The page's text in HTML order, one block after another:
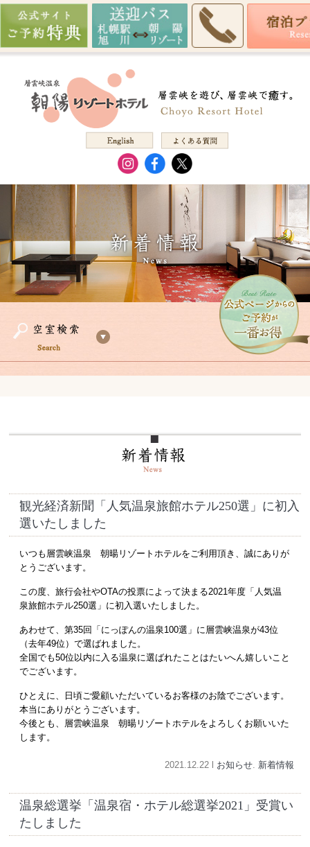
観光経済新聞「人気温泉旅館ホテル250選」に初入
選いたしました
いつも層雲峡温泉 朝暘リゾートホテルをご利用頂き、誠にありが
とうございます。
この度、旅行会社やOTAの投票によって決まる2021年度「人気温
泉旅館ホテル250選」に初入選いたしました。
あわせて、第35回「にっぽんの温泉100選」に層雲峡温泉が43位
（去年49位）で選ばれました。
全国でも50位以内に入る温泉に選ばれたことはたいへん嬉しいこと
でございます。
ひとえに、日頃ご愛顧いただいているお客様のお陰でございます。
本当にありがとうございます。
今後とも、層雲峡温泉 朝暘リゾートホテルをよろしくお願いいた
します。
2021.12.22 l お知らせ. 新着情報
温泉総選挙「温泉宿・ホテル総選挙2021」受賞い
たしました